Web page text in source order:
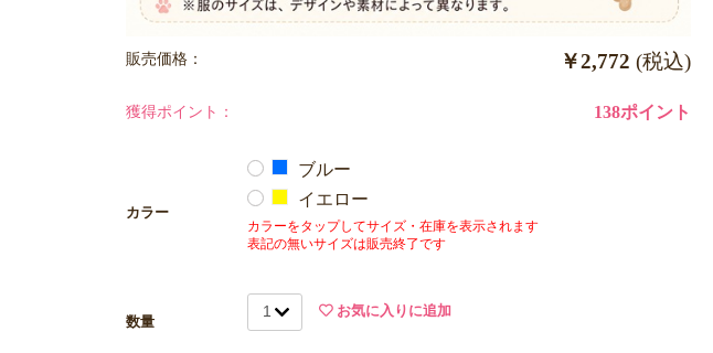
販売価格： ￥2,772 (税込)
獲得ポイント： 138ポイント
カラー
ブルー
イエロー
カラーをタップしてサイズ・在庫を表示されます
表記の無いサイズは販売終了です
数量
お気に入りに追加